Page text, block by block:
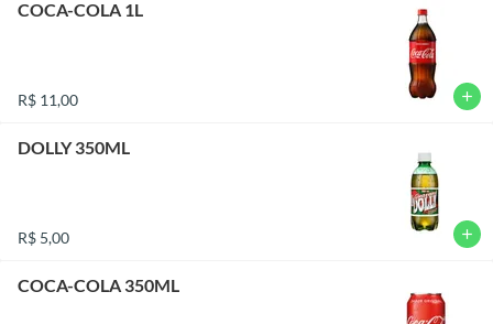
COCA-COLA 1L
R$ 11,00 add
DOLLY 350ML
R$ 5,00 add
COCA-COLA 350ML